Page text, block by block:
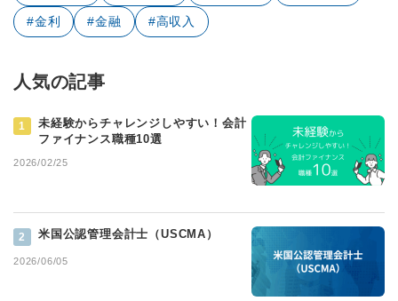
#金利 #金融 #高収入
人気の記事
1
未経験からチャレンジしやすい！会計
ファイナンス職種10選
2026/02/25
2 米国公認管理会計士（USCMA）
2026/06/05